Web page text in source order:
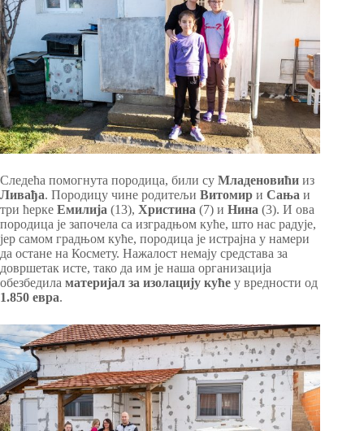
Следећа помогнута породица, били су Младеновићи из
Ливађа. Породицу чине родитељи Витомир и Сања и
три ћерке Емилија (13), Христина (7) и Нина (3). И ова
породица је започела са изградњом куће, што нас радује,
јер самом градњом куће, породица је истрајна у намери
да остане на Космету. Нажалост немају средстава за
довршетак исте, тако да им је наша организација
обезбедила материјал за изолацију куће у вредности од
1.850 евра.